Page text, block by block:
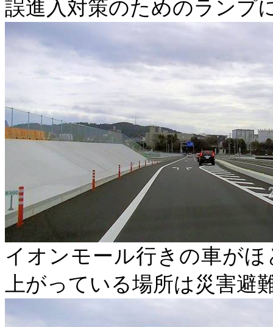
誤進入対策のためのランプ
イオンモール行きの車が
上がっている場所は災害避